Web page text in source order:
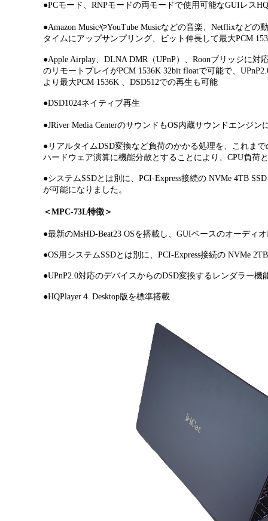
●PCモード、 RNPモードの両モードで使用可能なGUI レス
●Amazon MusicやYouTube Musicなどの音楽、 Netflixなどの
タイムにアップサンプリング、ビット伸長して最大PCM
●Apple Airplay、 DLNA DMR（UPnP）、 Roonブリッジに対
のリモートプレイがPCM 1536K 32bit floatで可能で、
より最大PCM 1536K 、 DSD512での再生も可能
●DSD1024ネイティブ再生
●JRiver Media CenterのサウンドもOS内蔵サウンドエンジン
● リアルタイムDSD変換など負荷のかかる処理を、これまで
ハードウェア演算に機能分散とすることにより、 CPU負荷
●システムSSDとは別に、PCI-Express接続の NVMe 4TB SSD
が可能になりました。
＜ MPC-73L特徴＞
●最新のMsHD-Beat23 OSを搭載し、 GUIベースのオーディオ
●OS用システムSSDとは別に、 PCI-Express接続の NVMe
●UPnP2.0対応のデバイスからのDSD変換するレンダラー機
●HQPlayer ４ Desktop版を標準搭載